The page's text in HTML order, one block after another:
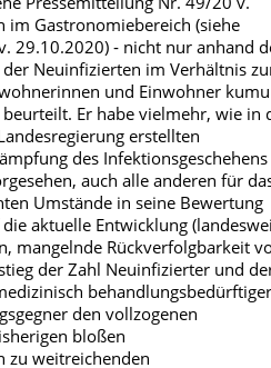
im Gastronomiebereich (siehe
29.10.2020) ‑ nicht nur anhand
der Neuinfizierten im Verhältnis
und Einwohner
Er habe vielmehr, wie in
erstellten
des
auch alle anderen für
Umstände in seine Bewertung
aktuelle Entwicklung
mangelnde Rückverfolgbarkeit
der Zahl Neuinfizierter und
den vollzogenen
bloßen
zu weitreichenden